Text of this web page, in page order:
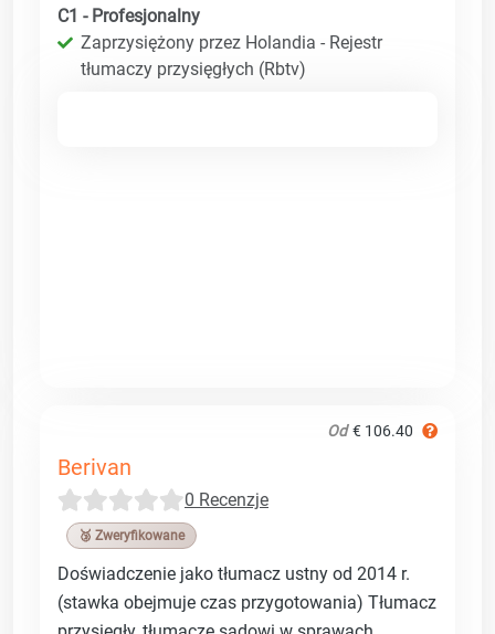
C1 - Profesjonalny
Zaprzysiężony przez Holandia - Rejestr
tłumaczy przysięgłych (Rbtv)
Od € 106.40
Berivan
0 Recenzje
🥉 Zweryfikowane
Doświadczenie jako tłumacz ustny od 2014 r.
(stawka obejmuje czas przygotowania) Tłumacz